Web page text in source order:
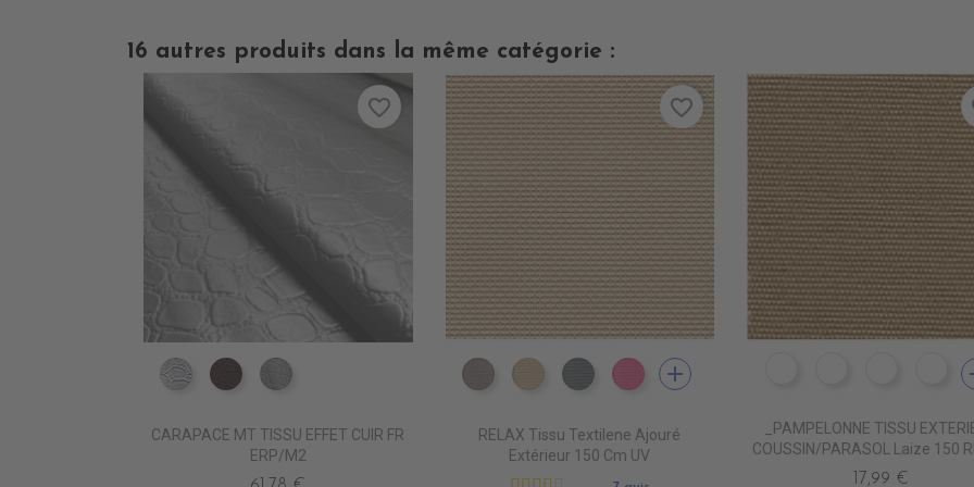
16 autres produits dans la même catégorie :
ED0030 Argent
ED0011 Chocolat
ED0000 Blanc
CARAPACE MT TISSU EFFET CUIR FR
ERP/M2
favorite_border
DB0104 TAUPEDB0113 BEIGEDB0114 GRIS FONCE
DB0112 FUSHIA
add
RELAX Tissu Textilene Ajouré
Extérieur 150 Cm UV
favorite_border
DE1066 RAYE CANARD
DE1067 RAYE
DE1068
_PAMPELONNE TISSU
COUSSIN/PARASOL Laize 150
17,99 €